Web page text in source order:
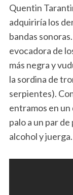
Quentin
adquiriría los
bandas
evocadora de
más negra y
la sordina de
serpientes).
entramos en un
palo a un par
alcohol y juerga.